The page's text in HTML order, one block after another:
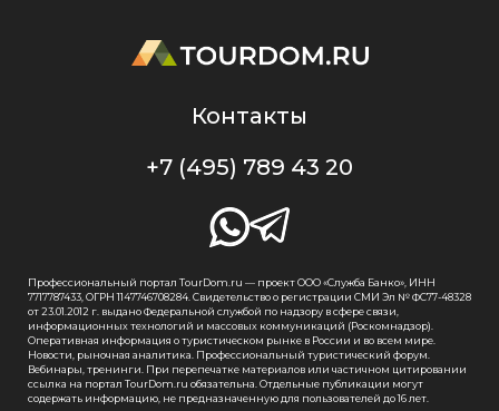
Контакты
+7 (495) 789 43 20
Профессиональный портал TourDom.ru — проект ООО «Служба Банко», ИНН
7717787433, ОГРН 1147746708284. Свидетельство о регистрации СМИ Эл № ФС77-48328
от 23.01.2012 г. выдано Федеральной службой по надзору в сфере связи,
информационных технологий и массовых коммуникаций (Роскомнадзор).
Оперативная информация о туристическом рынке в России и во всем мире.
Новости, рыночная аналитика. Профессиональный туристический форум.
Вебинары, тренинги. При перепечатке материалов или частичном цитировании
ссылка на портал TourDom.ru обязательна. Отдельные публикации могут
содержать информацию, не предназначенную для пользователей до 16 лет.